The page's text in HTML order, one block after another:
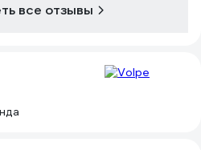
все отзывы